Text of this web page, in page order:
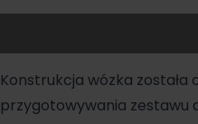
Konstrukcja wózka
przygotowywania zestawu